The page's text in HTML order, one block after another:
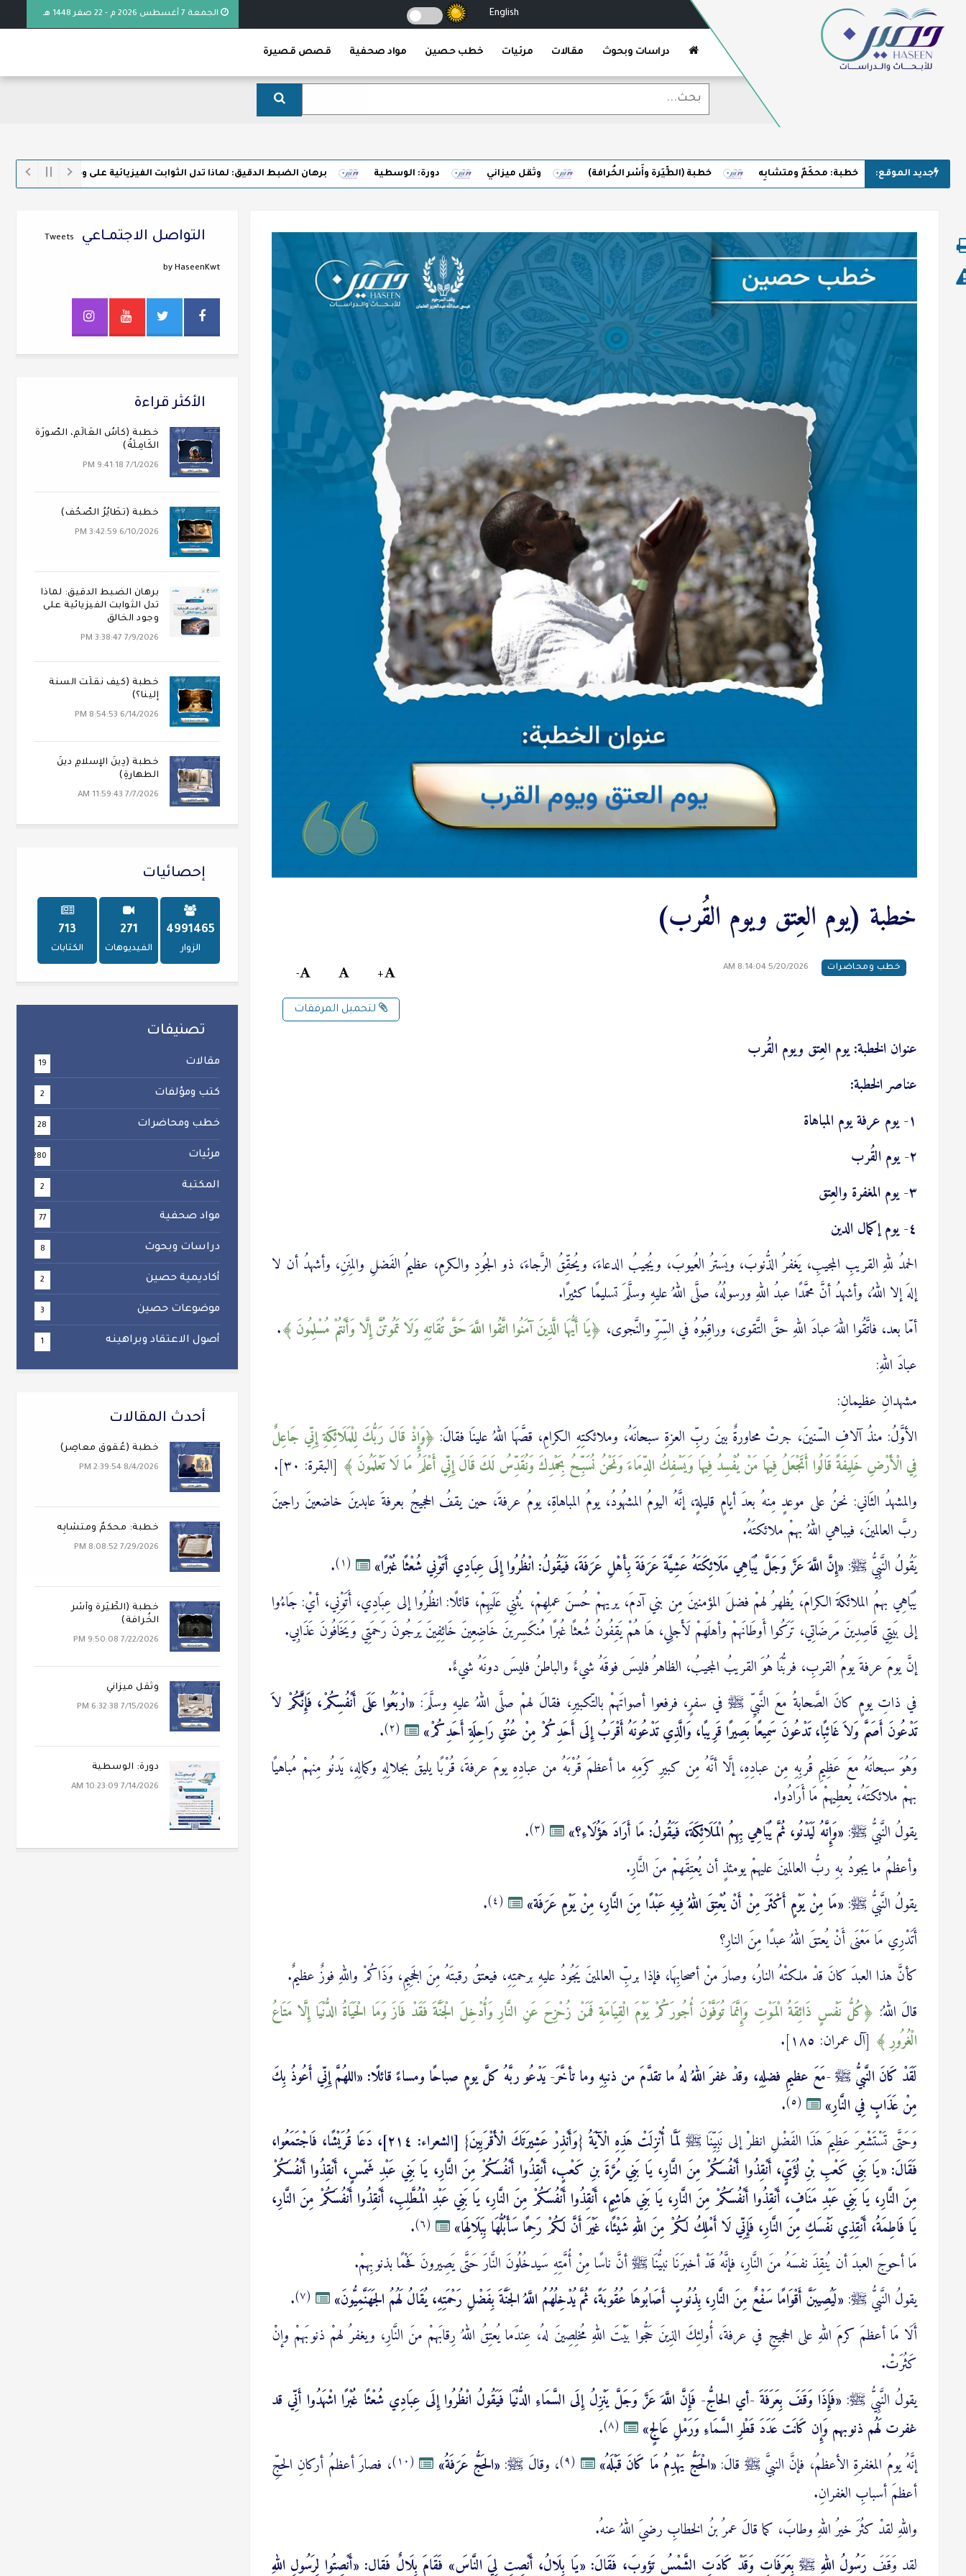
English الجمعة 7 أغسطس 2026 م - 22 صفر 1448 هـ
دراسات وبحوث مقالات مرئيات خطب حصين مواد صحفية قصص قصيرة
جديد الموقع:خطبة: محكَمٌ ومتشابِه خطبة (الطِّيَرة وأَسْر الخُرافة) وثقل ميزاني دورة: الوسطية برهان الضبط الدقيق: لماذا تدل الثوابت الفيزيائية على وجود الخالق
خطبة (يوم العِتق ويوم القُرب)
خطب ومحاضرات 5/20/2026 8:14:04 AM
+
-
لتحميل المرفقات
عنوان الخطبة: يوم العِتق ويوم القُرب
عناصر الخطبة:
١- يوم عرفة يوم المباهاة
٢- يوم القُرب
٣- يوم المغفرة والعِتق
٤- يوم إكمال الدين
الحمدُ للهِ القريبِ المجيبِ، يَغفرُ الذُّنوبَ، ويَسترُ العُيوبَ، ويُجيبُ الدعاءَ، ويُحقِّقُ الرَّجاءَ، ذو الجُودِ والكرمِ، عظيمُ الفَضلِ والمِنَنِ، وأشهدُ أن لا
إلهَ إلا اللهُ، وأشهدُ أنَّ محمَّدًا عبدُ اللهِ ورسولُهُ، صلَّى اللهُ عليهِ وسلَّمَ تسليمًا كثيرًا.
أمّا بعد، فاتَّقُوا اللهَ عبادَ اللهِ حقَّ التَّقوى، وراقِبُوهُ في السِّرِّ والنَّجوى،
يَا أَيُّهَا الَّذِينَ آمَنُوا اتَّقُوا اللَّهَ حَقَّ تُقَاتِهِ وَلَا تَمُوتُنَّ إِلَّا وَأَنْتُمْ مُسْلِمُونَ
.
عبادَ اللهِ:
مشهدانِ عظيمانِ:
الأوَّلُ: منذُ آلافِ السّنينَ، جرتْ محاورةٌ بينَ ربِّ العزةِ سبحانَهُ، وملائكتِهِ الكرامِ، قصَّهَا اللهُ علينَا فقالَ:
وَإِذْ قَالَ رَبُّكَ لِلْمَلَائِكَةِ إِنِّي جَاعِلٌ
‌فِي ‌الْأَرْضِ خَلِيفَةً قَالُوا أَتَجْعَلُ فِيهَا مَنْ يُفْسِدُ فِيهَا وَيَسْفِكُ الدِّمَاءَ وَنَحْنُ نُسَبِّحُ بِحَمْدِكَ وَنُقَدِّسُ لَكَ قَالَ إِنِّي أَعْلَمُ مَا لَا تَعْلَمُونَ
[البقرة: ٣٠].
والمشهدُ الثَاني: نحنُ على موعدٍ مِنهُ بعدَ أيامٍ قليلةٍ، إنَّهُ اليومُ المشهُودُ، يومُ المباهاةِ، يومُ عرفةَ، حين يقفُ الحجيجُ بعرفةَ عابدينَ خاضعينَ راجينَ
ربَّ العالمينَ، فيباهي اللهُ بهمْ ملائكتَهُ.
يَقُولُ النَّبِيُّ ﷺ: «إِنَّ اللَّهَ عَزَّ وَجَلَّ يُبَاهِي مَلَائِكَتَهُ عَشِيَّةَ عَرَفَةَ بِأَهْلِ عَرَفَةَ، فَيَقُولُ: انْظُرُوا إِلَى عِبَادِي أَتَوْنِي شُعْثًا غُبْرًا» (١)
.
يُبَاهِي بهمُ الملائكةَ الكرامَ، يُظهرُ لهمْ فضلَ المؤمنينَ مِن بني آدمَ، يريهمْ حُسنَ عملِهمْ، يُثنِي عَلَيهِمْ، قائلًا: انظُرُوا إلى عِبَادِي، أَتَوْنِي، أيْ: جَاءُوا
إلى بَيتِي قَاصِدِينَ مَرضَاتِي، تَرَكُوا أَوطَانَهمْ وأهلَهمْ لَأَجلِي، هَا هُمْ يَقِفُونُ شُعثًا غُبرًا مُنكَسِرينَ خَاضِعِينَ خَائِفِينَ يَرجُونَ رَحمَتِي وَيَخَافُونَ عَذَابِي.
إنَّ يومَ عرفةَ يومُ القربِ، فربُّنَا هُوَ القريبُ المجيبُ، الظاهرُ فليسَ فوقَهُ شيءٌ والباطنُ فليسَ دونَهُ شيءٌ.
في ذاتِ يومٍ كانَ الصَّحابةُ معَ النَّبيِّ ﷺ في سفرٍ، فرفعوا أصواتَهمْ بالتّكبيرِ، فقالَ لهمْ صلَّى اللهُ عليهِ وسلَّمَ: «ارْبَعُوا عَلَى أَنْفُسِكُمْ، فَإِنَّكُمْ لاَ
تَدْعُونَ أَصَمَّ وَلاَ غَائِبًا، تَدْعُونَ سَمِيعًا بَصِيرًا قَرِيبًا، وَالَّذِي تَدْعُونَهُ أَقْرَبُ إِلَى أَحَدِكُمْ مِنْ عُنُقِ رَاحِلَةِ أَحَدِكُمْ»
(٢)
.
وَهُوَ سبحانَهُ معَ عَظِيمِ قُربِهِ مِن عبادِهِ، إلَّا أنَّهُ مِن كبيرِ كرَمِهِ ما أعظمَ قُرْبَهُ من عبادِهِ يومَ عرفةَ، قُرْبًا يليقُ بجلالِهِ وكمالِهِ، يَدنُو مِنهمْ مُباهيًا
بهمْ ملائكتَهُ، يُعطِيهمْ مَا أَرَادُوا.
يقولُ النَّبيُّ ﷺ: «وَإِنَّهُ لَيَدْنُو، ثُمَّ يُبَاهِي بِهِمُ الْمَلَائِكَةَ، فَيَقُولُ: مَا أَرَادَ هَؤُلَاءِ؟» (٣)
.
وأعظمُ ما يجودُ بهِ ربُّ العالمينَ عليهمْ يومئذٍ أن يُعتِقَهمْ منَ النَّارِ.
يقولُ النَّبيُّ ﷺ: «مَا مِنْ يَوْمٍ أَكْثَرَ مِنْ أَنْ يُعْتِقَ اللهُ فِيهِ عَبْدًا مِنَ النَّارِ، مِنْ يَوْمِ عَرَفَة» (٤)
.
أَتَدْرِي مَا مَعْنَى أَنْ يُعتقَ اللهُ عبدًا مِنَ النارِ؟
كأنَّ هذا العبدَ كانَ قدْ ملكتْهُ النارُ، وصارَ منْ أصحابِهَا، فإذا بربِّ العالمينَ يَجُودُ عليهِ برحمتِهِ، فيعتقُ رقبتَهُ مِنَ الجَحِيمِ، وَذَاكُمْ واللهِ فوزٌ عظيمٌ.
قالَ اللهُ:
كُلُّ نَفْسٍ ذَائِقَةُ الْمَوْتِ وَإِنَّمَا تُوَفَّوْنَ أُجُورَكُمْ يَوْمَ الْقِيَامَةِ فَمَنْ ‌زُحْزِحَ عَنِ النَّارِ وَأُدْخِلَ الْجَنَّةَ فَقَدْ فَازَ وَمَا الْحَيَاةُ الدُّنْيَا إِلَّا مَتَاعُ
الْغُرُورِ
[آل عمران: ١٨٥].
لَقَدْ كَانَ النَّبيُّ ﷺ -مَعَ عظيمِ فضلِهِ، وقدْ غفرَ اللهُ لهُ ما تقدَّمَ من ذنبِهِ وما تأخَّرَ- يَدْعُو ربَّهُ كلَّ يومٍ صباحًا ومساءً قائلًا: «اللهُمَّ إِنِّي أَعُوذُ بِكَ
مِنْ عَذَابٍ فِي النَّارِ»
(٥)
.
وَحَتَّى تَسْتَشْعِرَ عَظِيمَ هَذَا الفَضْلِ انظرْ إلى نَبِيِّنَا ﷺ
لَمَّا أُنْزِلَتْ هَذِهِ الْآيَةُ {وَأَنْذِرْ عَشِيرَتَكَ الْأَقْرَبِينَ} [الشعراء: ٢١٤]، دَعَا قُرَيْشًا، فَاجْتَمَعُوا،
فَقَالَ: «يَا بَنِي كَعْبِ بْنِ لُؤَيٍّ، أَنْقِذُوا أَنْفُسَكُمْ مِنَ النَّارِ، يَا بَنِي مُرَّةَ بنِ كَعْبٍ، أَنْقِذُوا أَنْفُسَكُمْ مِنَ النَّارِ، يَا بَنِي عَبْدِ شَمْسٍ، أَنْقِذُوا أَنْفُسَكُمْ
مِنَ النَّارِ، يَا بَنِي عَبْدِ مَنَافٍ، أَنْقِذُوا أَنْفُسَكُمْ مِنَ النَّارِ، يَا بَنِي هَاشِمٍ، أَنْقِذُوا أَنْفُسَكُمْ مِنَ النَّارِ، يَا بَنِي عَبْدِ الْمُطَّلِبِ، أَنْقِذُوا أَنْفُسَكُمْ مِنَ النَّارِ،
يَا فَاطِمَةُ، أَنْقِذِي نَفْسَكِ مِنَ النَّارِ، فَإِنِّي لَا أَمْلِكُ لَكُمْ مِنَ اللهِ شَيْئًا، غَيْرَ أَنَّ لَكُمْ رَحِمًا سَأَبُلُّهَا بِبَلَالِهَا»
(٦)
.
مَا أحوجَ العبدَ أن يُنقِذَ نفسَهُ منَ النَّارِ، فإنَّهُ قَدْ أخبرَنَا نبيُّنَا ﷺ أنَّ ناسًا مِنْ أُمَّتِهِ سَيدخُلُونَ النَّارَ حَتَّى يَصِيرونَ فَحْمًا بذنوبِهمْ.
يقولُ النَّبيُّ ﷺ: «لَيُصِيبَنَّ أَقْوَامًا سَفْعٌ مِنَ النَّارِ، بِذُنُوبٍ أَصَابُوهَا عُقُوبَةً، ثُمَّ يُدْخِلُهُمُ اللَّهُ الجَنَّةَ بِفَضْلِ رَحْمَتِهِ، يُقَالُ لَهُمُ الجَهَنَّمِيُّونَ» (٧)
.
أَلَا مَا أعظمَ كرمَ اللهِ على الحجيجِ في عرفةَ، أُولئِكَ الذِينَ حَجُّوا بَيْتَ اللهِ مُخلِصِينَ لهُ، عِندَما يُعتِقُ اللهُ رِقابَهمْ منَ النَّارِ، ويغفرُ لهمْ ذنوبَهمْ وإنْ
كَثُرَتْ.
يقولُ النَّبِيُّ ﷺ: «فَإِذَا وَقَفَ بِعَرَفَةَ -أي الحاجُّ- فَإِنَّ اللَّهَ عَزَّ وَجَلَّ يَنْزِلُ إِلَى السَّمَاءِ الدُّنْيَا فَيَقُولُ انْظُرُوا إِلَى عِبَادِي شُعْثًا غُبْرًا اشْهَدُوا أَنِّي قد
غفرت لَهُم ذنوبهم وَإِن كَانَت عَدَدَ قَطْرِ السَّمَاءِ وَرَمْلِ عَالِجٍ»
(٨)
.
إنَّهُ يومُ المغفرةِ الأعظمُ، فإنَّ النبيَّ ﷺ قالَ: «الْحَجُّ يَهْدِمُ مَا كَانَ قَبْلَهُ» (٩) ، وقالَ ﷺ: «الحَجُّ عَرَفَةُ» (١٠)
، فصارَ أعظمُ أركانِ الحجِّ
أعظمَ أسبابِ الغفرانِ.
واللهِ لقدْ كثُرَ خيرُ اللهِ وطابَ، كما قالَ عمرُ بنُ الخطابِ رضيَ اللهُ عنهُ.
لقد وَقَفَ رَسُولُ اللهِ ﷺ بِعَرَفَاتٍ وَقَدْ كَادَتِ الشَّمْسُ تَؤوبَ، فَقَالَ: «يَا بِلَالُ، أَنْصِتِ لِيَ النَّاسَ» فَقَامَ بِلَالٌ فَقال: «أَنْصِتُوا لِرَسُولِ اللهِ
التواصل الاجتمــاعي Tweets
by HaseenKwt
الأكثر قراءة
خطبة (كَأسُ العَالَمِ، الصُّورَةُ
الكَامِلَةُ)
7/1/2026 9:41:18 PM
خطبة (تَطَايُرُ الصُّحُف)
6/10/2026 3:42:59 PM
برهان الضبط الدقيق: لماذا
تدل الثوابت الفيزيائية على
وجود الخالق
7/9/2026 3:38:47 PM
خطبة (كيف نُقلَت السنة
إلينا؟)
6/14/2026 8:54:53 PM
خطبة (دِينُ الإسلامِ دينُ
الطهارةِ)
7/7/2026 11:59:43 AM
إحصائيات
5226665
الزوار
284
الفيديوهات
747
الكتابات
تصنيفات
مقالات 19
كتب ومؤلفات 2
خطب ومحاضرات 28
مرئيات 280
المكتبة 2
مواد صحفية 77
دراسات وبحوث 8
أكاديمية حصين 2
موضوعات حصين 3
أصول الاعتقاد وبراهينه 1
أحدث المقالات
خطبة (عُقوقٌ معاصِر)
8/4/2026 2:39:54 PM
خطبة: محكَمٌ ومتشابِه
7/29/2026 8:08:52 PM
خطبة (الطِّيَرة وأَسْر
الخُرافة)
7/22/2026 9:50:08 PM
وثقل ميزاني
7/15/2026 6:32:38 PM
دورة: الوسطية
7/14/2026 10:23:09 AM